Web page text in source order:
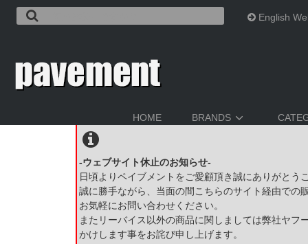
English
HOME BRANDS
-ウェブサイト休止のお知らせ-
日頃よりペイブメントをご愛顧頂き誠にありがとう
誠に勝手ながら、当面の間こちらのサイト経由での
お気軽にお問い合わせください。
またリーバイス以外の商品に関しましては弊社ヤ
かけします事をお詫び申し上げます。